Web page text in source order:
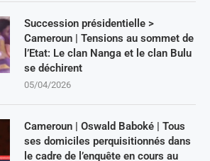
Succession présidentielle >
Cameroun | Tensions au sommet de
l’Etat: Le clan Nanga et le clan Bulu
se déchirent
05/04/2026
Cameroun | Oswald Baboké | Tous
ses domiciles perquisitionnés dans
le cadre de l’enquête en cours au